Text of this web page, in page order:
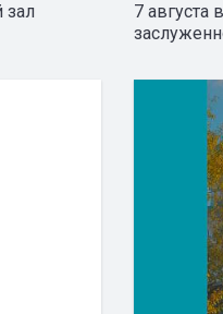
зал
7 августа